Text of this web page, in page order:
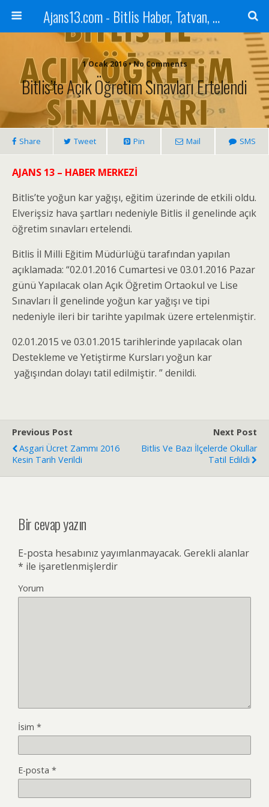
Ajans13.com - Bitlis Haber, Tatvan, Ahlat, Adilcevaz, Mutki, Hizan, Güroymak, Gazete, Ajans, 13, Haber
1 Ocak 2016 • No Comments
Bitlis’te Açık Öğretim Sınavları Ertelendi
Share Tweet Pin Mail SMS
AJANS 13 – HABER MERKEZİ
Bitlis’te yoğun kar yağışı, eğitim üzerinde de etkili oldu.
Elverişsiz hava şartları nedeniyle Bitlis il genelinde açık
öğretim sınavları ertelendi.
Bitlis İl Milli Eğitim Müdürlüğü tarafından yapılan
açıklamada: “02.01.2016 Cumartesi ve 03.01.2016 Pazar
günü Yapılacak olan Açık Öğretim Ortaokul ve Lise
Sınavları İl genelinde yoğun kar yağışı ve tipi
nedeniyle ileri bir tarihte yapılmak üzere ertelenmiştir.
02.01.2015 ve 03.01.2015 tarihlerinde yapılacak olan
Destekleme ve Yetiştirme Kursları yoğun kar
yağışından dolayı tatil edilmiştir. ” denildi.
Previous Post
Asgari Ücret Zammı 2016
Kesin Tarih Verildi
Next Post
Bitlis Ve Bazı İlçelerde Okullar
Tatil Edildi
Bir cevap yazın
E-posta hesabınız yayımlanmayacak. Gerekli alanlar
* ile işaretlenmişlerdir
Yorum
İsim *
E-posta *